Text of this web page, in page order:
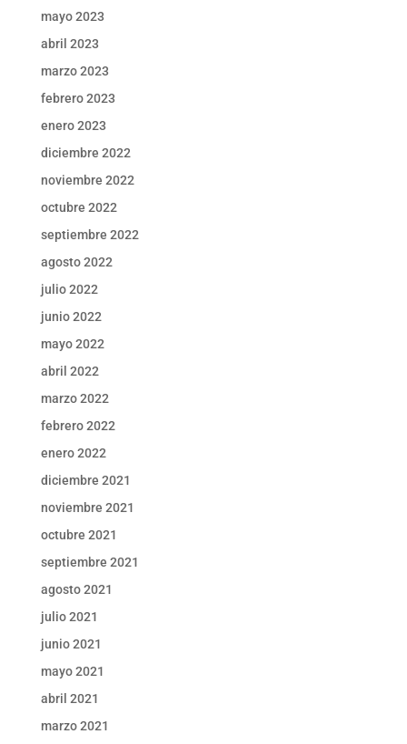
mayo 2023
abril 2023
marzo 2023
febrero 2023
enero 2023
diciembre 2022
noviembre 2022
octubre 2022
septiembre 2022
agosto 2022
julio 2022
junio 2022
mayo 2022
abril 2022
marzo 2022
febrero 2022
enero 2022
diciembre 2021
noviembre 2021
octubre 2021
septiembre 2021
agosto 2021
julio 2021
junio 2021
mayo 2021
abril 2021
marzo 2021